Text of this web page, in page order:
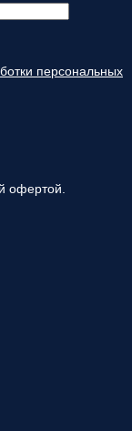
персональных
офертой.